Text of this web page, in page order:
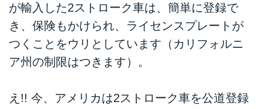
が輸入した2ストローク車は、簡単に登録で
き、保険もかけられ、ライセンスプレートが
つくことをウリとしています（カリフォルニ
ア州の制限はつきます）。
え!! 今、アメリカは2ストローク車を公道登録